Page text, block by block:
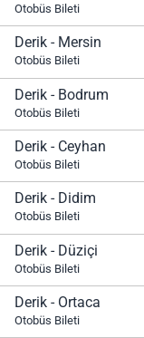
Otobüs Bileti
Derik - Mersin
Otobüs Bileti
Derik - Bodrum
Otobüs Bileti
Derik - Ceyhan
Otobüs Bileti
Derik - Didim
Otobüs Bileti
Derik - Düziçi
Otobüs Bileti
Derik - Ortaca
Otobüs Bileti